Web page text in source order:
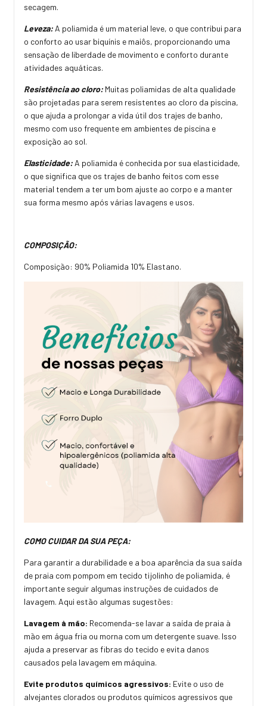
secagem.
Leveza: A poliamida é um material leve, o que contribui para
o conforto ao usar biquínis e maiôs, proporcionando uma
sensação de liberdade de movimento e conforto durante
atividades aquáticas.
Resistência ao cloro: Muitas poliamidas de alta qualidade
são projetadas para serem resistentes ao cloro da piscina,
o que ajuda a prolongar a vida útil dos trajes de banho,
mesmo com uso frequente em ambientes de piscina e
exposição ao sol.
Elasticidade: A poliamida é conhecida por sua elasticidade,
o que significa que os trajes de banho feitos com esse
material tendem a ter um bom ajuste ao corpo e a manter
sua forma mesmo após várias lavagens e usos.
COMPOSIÇÃO:
Composição: 90% Poliamida 10% Elastano.
COMO CUIDAR DA SUA PEÇA:
Para garantir a durabilidade e a boa aparência da sua saída
de praia com pompom em tecido tijolinho de poliamida, é
importante seguir algumas instruções de cuidados de
lavagem. Aqui estão algumas sugestões:
Lavagem à mão: Recomenda-se lavar a saída de praia à
mão em água fria ou morna com um detergente suave. Isso
ajuda a preservar as fibras do tecido e evita danos
causados pela lavagem em máquina.
Evite produtos químicos agressivos: Evite o uso de
alvejantes clorados ou produtos químicos agressivos que